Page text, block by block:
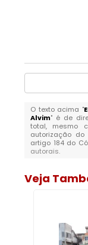
O texto acima "
Alvim" é de
total, mesmo
autorização
artigo 184 do
autorais.
Veja